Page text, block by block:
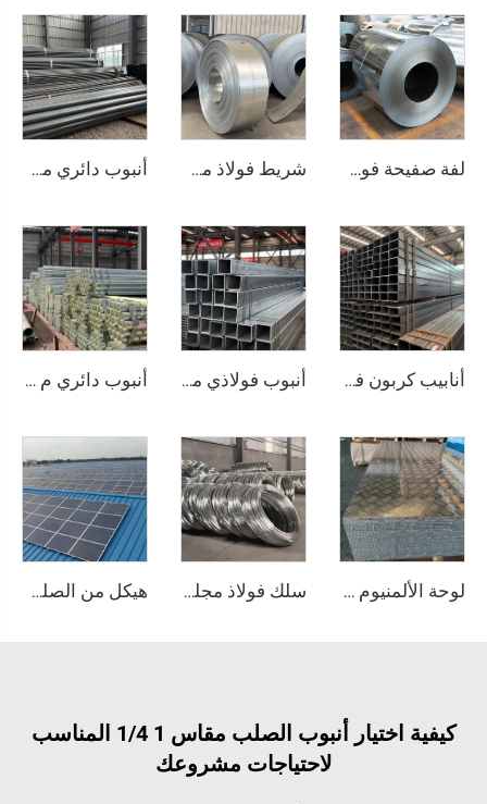
لفة صفيحة فولاذية مجلفنة، لفائف مجلفنة شريط فولاذ مجلفن أنبوب دائري من الصلب الكربوني، أنبوب أسود مدرفل على الساخن، ASTM AISI
أنابيب كربون فولاذية مربعة غير ملحومة أنبوب فولاذي مجلفن Gi، أنبوب مربع غير ملحوم أنبوب دائري م Seamless مغلفن
لوحة الألمنيوم المزخرفة سلك فولاذ مجلفن (سلك GI) وقضيب سلك هيكل من الصلب الكربوني
كيفية اختيار أنبوب الصلب مقاس 1 1/4 المناسب
لاحتياجات مشروعك